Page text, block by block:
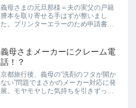
義母さまの元旦那様＝夫の実父の戸籍
謄本を取り寄せる手はずが整いまし
た。プリンターエラーのため申請書を
っがていたWi-Fiルーターが壊れている
(T_T)こういうことは夫がすべ...
義母さまメーカーにクレーム電
話！？
京都旅行後、義母の“洗剤のフタが開か
ない”問題でまさかのメーカー対応に発
展。モヤモヤした気持ちを引きずった